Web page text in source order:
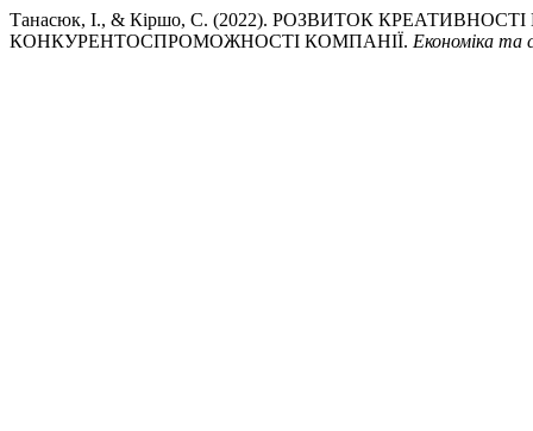
Танасюк, І., & Кіршо, С. (2022). РОЗВИТОК
КОНКУРЕНТОСПРОМОЖНОСТІ КОМПАНІЇ. Економіка та